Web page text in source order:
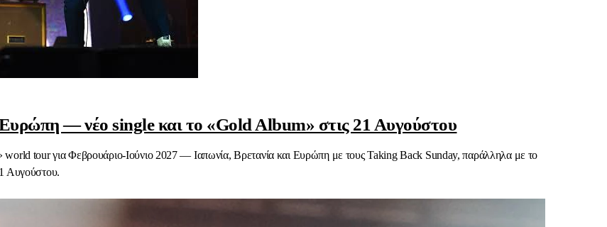
— νέο single και το «Gold Album» στις 21 Αυγούστου
tour για Φεβρουάριο-Ιούνιο 2027 — Ιαπωνία, Βρετανία και Ευρώπη με τους Taking Back Sunday, παράλληλα με το
Αυγούστου.